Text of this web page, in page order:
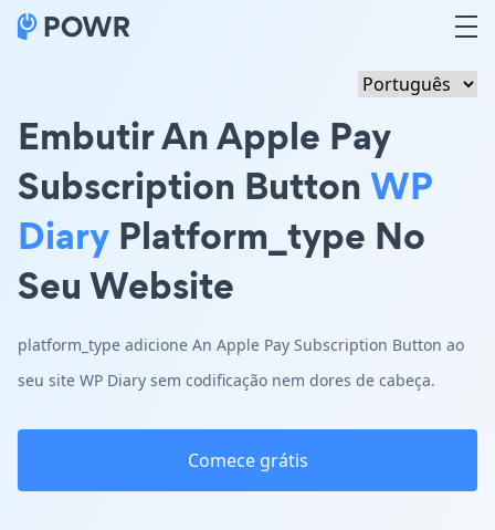
Embutir An Apple Pay
Subscription ButtonWP
Diary Platform_type No
Seu Website
platform_type adicione An Apple Pay Subscription Button ao
seu site WP Diary sem codificação nem dores de cabeça.
Comece grátis